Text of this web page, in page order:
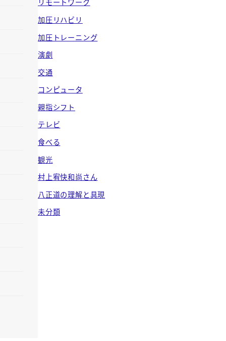
リモートワーク
加圧リハビリ
加圧トレーニング
演劇
交通
コンピュータ
親指シフト
テレビ
食べる
観光
村上宥快和尚さん
八正道の理解と具現
未分類